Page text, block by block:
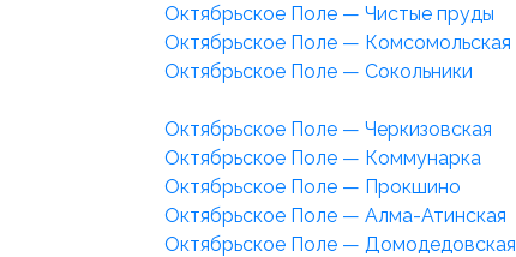
Октябрьское Поле — Чистые пруды
Октябрьское Поле — Комсомольская
Октябрьское Поле — Сокольники
Октябрьское Поле — Черкизовская
Октябрьское Поле — Коммунарка
Октябрьское Поле — Прокшино
Октябрьское Поле — Алма-Атинская
Октябрьское Поле — Домодедовская